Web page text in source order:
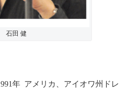
石田 健
年 アメリカ、アイオワ州ドレ